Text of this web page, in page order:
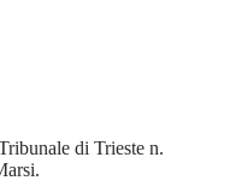
di Trieste n.